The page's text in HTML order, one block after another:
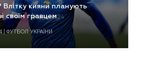
кияни планують
своїм гравцем
| ФУТБОЛ УКРАЇНИ